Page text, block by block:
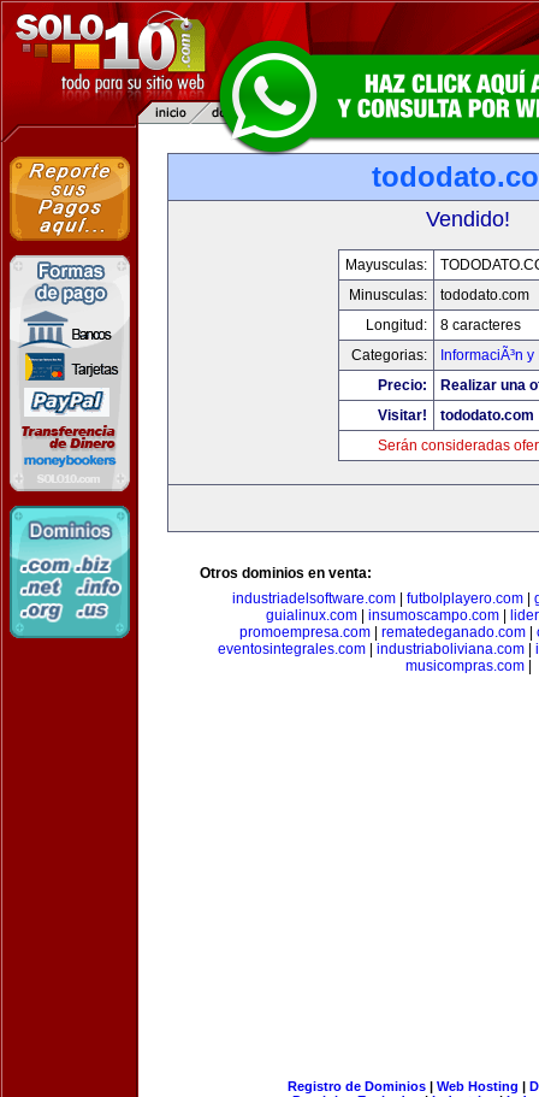
Vendido!
Mayusculas:
Minusculas:
tododato.com
Longitud:
8 caracteres
Categorias:
InformaciÃ³n
Precio:
Realizar una
Visitar!
tododato.com
Serán consideradas
Otros dominios en venta:
industriadelsoftware.com| futbolplayero.com|
guialinux.com
insumoscampo.com
promoempresa.com| rematedeganado.com|
eventosintegrales.com| industriaboliviana.com|
musicompras.com|
Registro de Dominios| Web Hosting |